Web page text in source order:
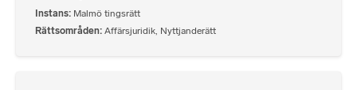
Instans Malmö tingsrätt
Rättsområden Affärsjuridik, Nyttjanderätt